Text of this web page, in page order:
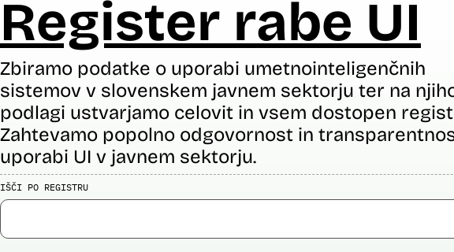
Register rabe UI
Zbiramo podatke o uporabi umetnointeligenčnih
sistemov v slovenskem javnem sektorju ter na
podlagi ustvarjamo celovit in vsem dostopen
Zahtevamo popolno odgovornost in
uporabi UI v javnem sektorju.
IŠČI PO REGISTRU